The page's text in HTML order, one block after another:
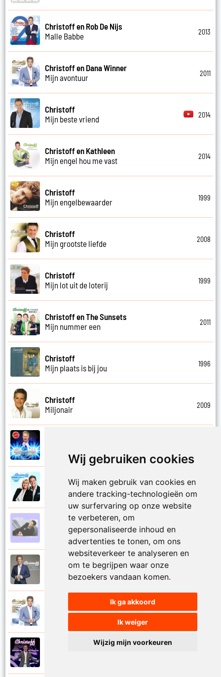
Wij gebruiken cookies
Wij maken gebruik van cookies en
andere tracking-technologieën om
uw surfervaring op onze website
te verbeteren, om
gepersonaliseerde inhoud en
advertenties te tonen, om ons
websiteverkeer te analyseren en
om te begrijpen waar onze
bezoekers vandaan komen.
Ik ga akkoord
Ik weiger
Wijzig mijn voorkeuren
Christoff en Rob De Nijs
Malle Babbe
2013
Christoff en Dana Winner
Mijn avontuur
2011
Christoff
Mijn beste vriend
2014
Christoff en Kathleen
Mijn engel hou me vast
2014
Christoff
Mijn engelbewaarder
1999
Christoff
Mijn grootste liefde
2008
Christoff
Mijn lot uit de loterij
1999
Christoff en The Sunsets
Mijn nummer een
2011
Christoff
Mijn plaats is bij jou
1996
Christoff
Miljonair
2009
Christoff en Willeke Alberti
Niemand laat zijn eigen kind alleen
Christoff
Niets is voor niets
Christoff
Ogen weer geopend
Christoff en Florian Silbereisen
Omdat ie zo mooi is